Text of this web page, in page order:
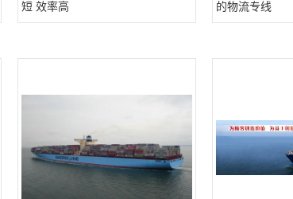
短 效率高
的物流专线